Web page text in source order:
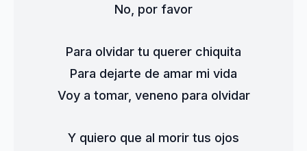
No, por favor
Para olvidar tu querer chiquita
Para dejarte de amar mi vida
Voy a tomar, veneno para olvidar
Y quiero que al morir tus ojos